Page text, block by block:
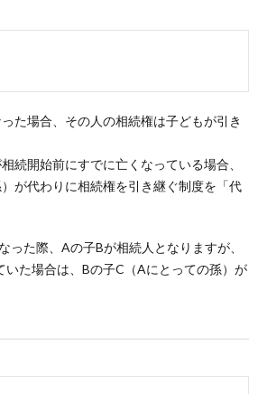
た場合、その人の相続権は子どもが引き
続開始前にすでに亡くなっている場合、
が代わりに相続権を引き継ぐ制度を「代
た際、Aの子Bが相続人となりますが、
いた場合は、Bの子C（Aにとっての孫）が